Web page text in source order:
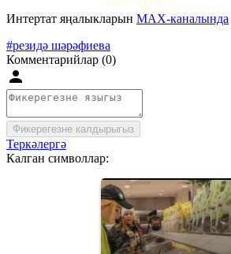
Интертат яңалыкларын MAX-каналында
#резидә шәрәфиева
Комментарийлар (0)
Фикерегезне калдырыгыз
Теркәлергә
Калган символлар: